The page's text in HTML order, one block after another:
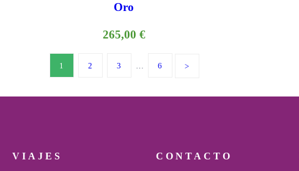
Oro
265,00 €
1 2 3 … 6
VIAJES CONTACTO